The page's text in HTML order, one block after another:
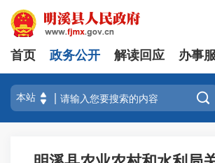
首页 政务公开 解读回应 办事
